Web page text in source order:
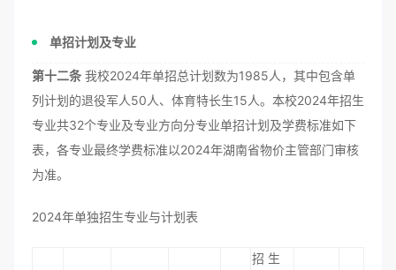
单招计划及专业
第十二条 我校2024年单招总计划数为1985人，其中包含单
列计划的退役军人50人、体育特长生15人。本校2024年招生
专业共32个专业及专业方向分专业单招计划及学费标准如下
表，各专业最终学费标准以2024年湖南省物价主管部门审核
为准。
2024年单独招生专业与计划表
招 生